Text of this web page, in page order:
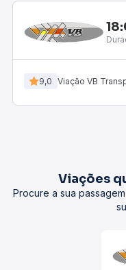
9,0 Viação VB
Viações
Procure a sua